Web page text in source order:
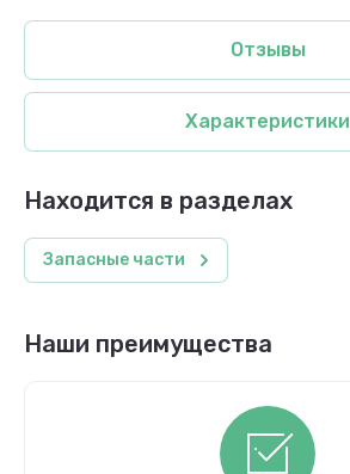
Отзывы
Характеристики
Находится в разделах
Запасные части
Наши преимущества